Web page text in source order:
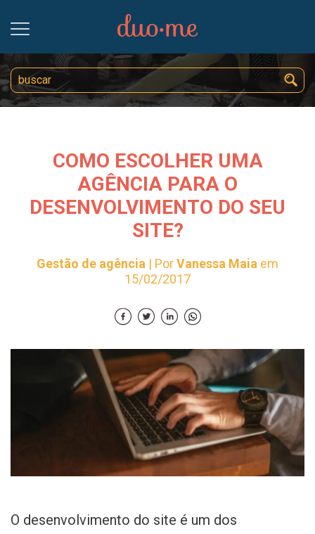
COMO ESCOLHER UMA
AGÊNCIA PARA O
DESENVOLVIMENTO DO SEU
SITE?
Gestão de agência | PorVanessa Maia em
15/02/2017
O desenvolvimento do site é um dos